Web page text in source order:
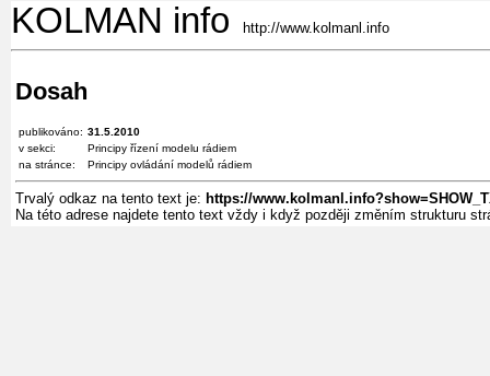
KOLMAN info http://www.kolmanl.info
Dosah
publikováno: 31.5.2010
v sekci:
Principy řízení modelu rádiem
na stránce:
Principy ovládání modelů rádiem
Trvalý odkaz na tento text je: https://
Na této adrese najdete tento text vždy i když později změním strukturu